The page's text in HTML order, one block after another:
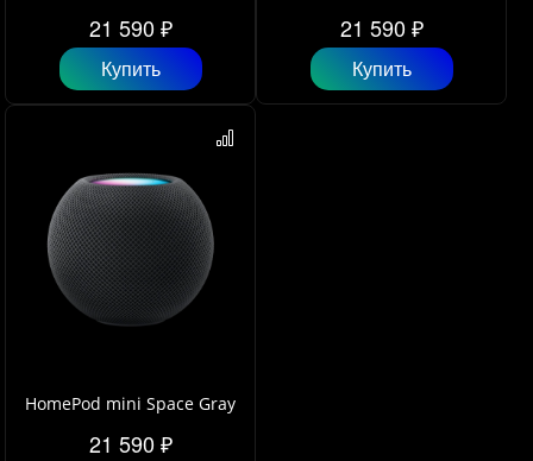
21 590 ₽
Купить
21 590 ₽
Купить
HomePod mini Space Gray
21 590 ₽